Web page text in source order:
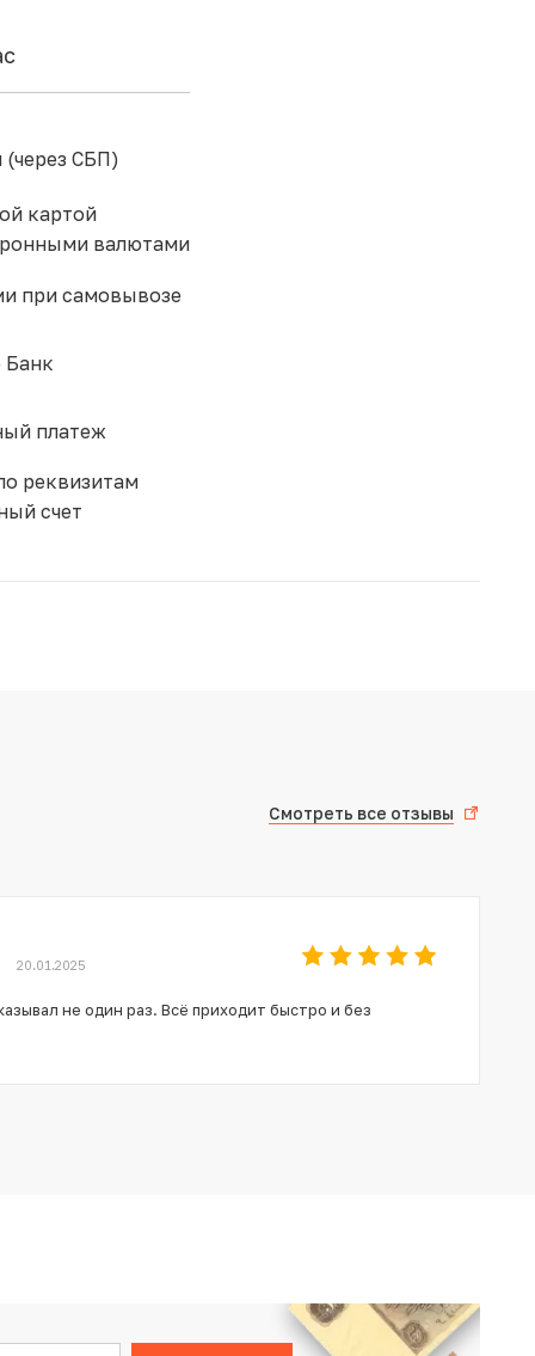
СБП)
картой
валютами
при самовывозе
Банк
платеж
реквизитам
счет
Смотреть все отзывы
20.01.2025
не один раз. Всё приходит быстро и без